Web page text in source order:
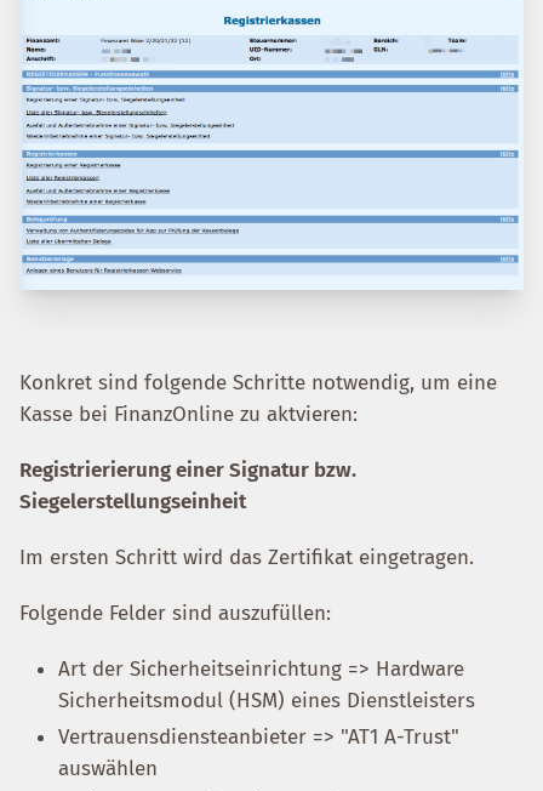
Konkret sind folgende Schritte notwendig, um eine
Kasse bei FinanzOnline zu aktvieren:
Registrierierung einer Signatur bzw.
Siegelerstellungseinheit
Im ersten Schritt wird das Zertifikat eingetragen.
Folgende Felder sind auszufüllen:
Art der Sicherheitseinrichtung => Hardware
Sicherheitsmodul (HSM) eines Dienstleisters
Vertrauensdiensteanbieter => "AT1 A-Trust"
auswählen